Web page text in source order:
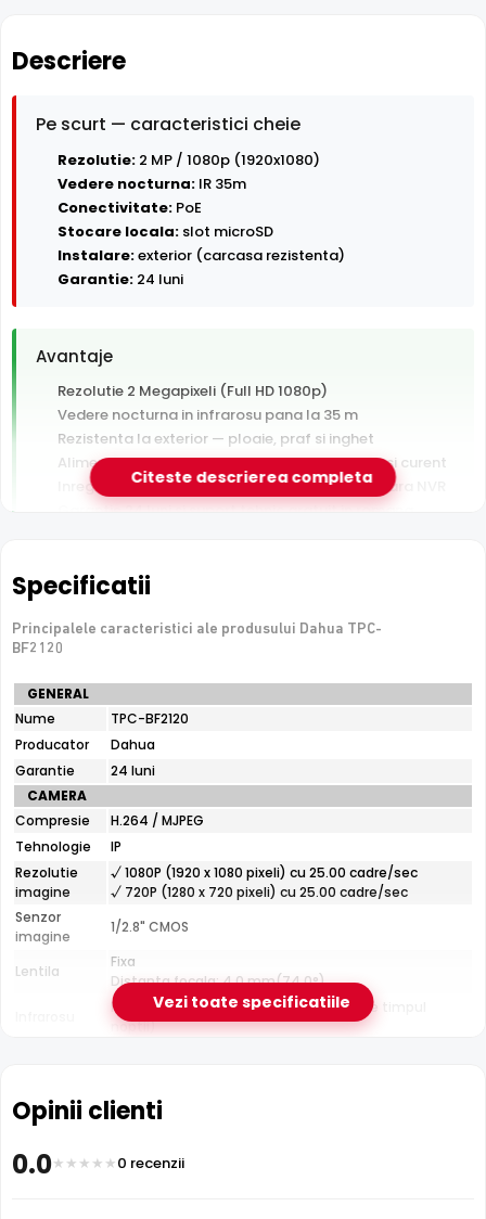
Descriere
Pe scurt — caracteristici cheie
Rezolutie: 2 MP / 1080p (1920x1080)
Vedere nocturna: IR 35m
Conectivitate: PoE
Stocare locala: slot microSD
Instalare:exterior (carcasa rezistenta)
Garantie: 24 luni
Avantaje
Rezolutie 2 Megapixeli (Full HD 1080p)
Vedere nocturna in infrarosu pana la 35 m
Rezistenta la exterior — ploaie, praf si inghet
Alimentare PoE — un singur cablu pentru date si curent
Inregistrare pe card MicroSD, functioneaza si fara NVR
Garantie 24 luni si suport tehnic gratuit in romana
Fara microfon/difuzor — nu inregistreaza audio
curtea si exteriorul casei; instalari profesionale cu
cablare UTP structurata; detectie perimetrala pe
orice vreme si prevenirea incendiilor.
Infrarosu 35m
Dahua TPC-BF2120 dispune de iluminare infrarosu cu raza
de actiune de pana la 35 metri, oferind vizibilitate clara
pe intuneric total. LED-urile IR sunt invizibile ochiului uman
Citeste descrierea completa
Specificatii
Principalele caracteristici ale produsului Dahua TPC-
BF2120
Specificatii
tehnice
Dahua
TPC-
BF2120
GENERAL
Nume
TPC-BF2120
Producator
Dahua
Garantie
24 luni
CAMERA
Compresie
H.264 / MJPEG
Tehnologie
IP
Rezolutie
imagine
√ 1080P (1920 x 1080 pixeli) cu 25.00 cadre/sec
√ 720P (1280 x 720 pixeli) cu 25.00 cadre/sec
Senzor
imagine
1/2.8" CMOS
Lentila
Fixa
Distanta focala: 4.0 mm(74.0°)
Pana la 35 metri (pentru vizualizarea pe timpul
noptii)
Protectie
Exterior
Material
Temperatura (-30° ... 55°) Celsius
Vezi toate specificatiile
Opinii clienti
0.0 0 recenzii